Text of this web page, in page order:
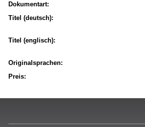
Dokumentart:
Titel (deutsch):
Titel (englisch):
Originalsprachen:
Preis: